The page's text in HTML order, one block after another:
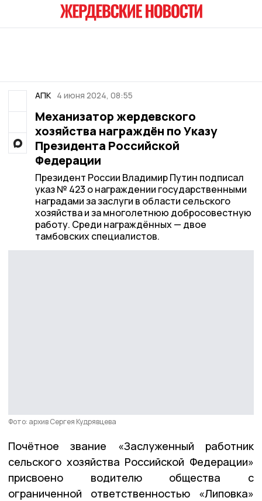
АПК 4 июня 2024, 08:55
Механизатор жердевского
хозяйства награждён по Указу
Президента Российской
Федерации
Президент России Владимир Путин подписал
указ № 423 о награждении государственными
наградами за заслуги в области сельского
хозяйства и за многолетнюю добросовестную
работу. Среди награждённых — двое
тамбовских специалистов.
Фото: архив Сергея Кудрявцева
Почётное звание «Заслуженный работник
сельского хозяйства Российской Федерации»
присвоено водителю общества с
ограниченной ответственностью «Липовка»